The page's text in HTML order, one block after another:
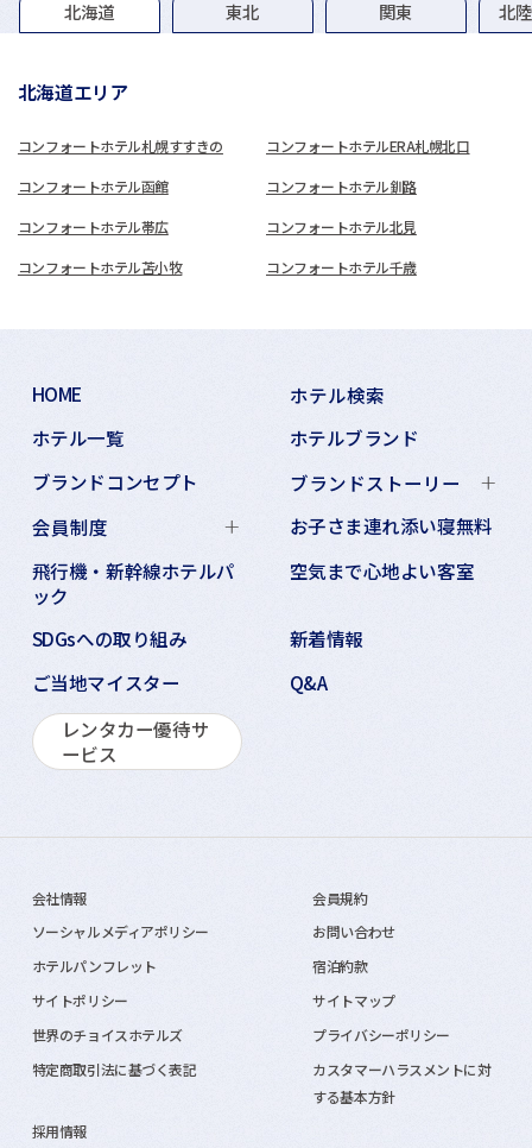
グループホテル一覧
北海道 東北 関東 北
北海道エリア
コンフォートホテル札幌すすきの コンフォートホテルERA札幌北口
コンフォートホテル函館 コンフォートホテル釧路
コンフォートホテル帯広 コンフォートホテル北見
コンフォートホテル苫小牧 コンフォートホテル千歳
HOME
ホテル検索
ホテル一覧
ホテルブランド
ブランドコンセプト
ブランドストーリー
会員制度
お子さま連れ添い寝無料
飛行機・新幹線ホテルパ
ック
空気まで心地よい客室
SDGsへの取り組み
新着情報
ご当地マイスター
Q&A
レンタカー優待サ
ービス
会社情報
会員規約
ソーシャルメディアポリシー
お問い合わせ
ホテルパンフレット
宿泊約款
サイトポリシー
サイトマップ
世界のチョイスホテルズ
プライバシーポリシー
特定商取引法に基づく表記
カスタマーハラスメントに対
する基本方針
採用情報